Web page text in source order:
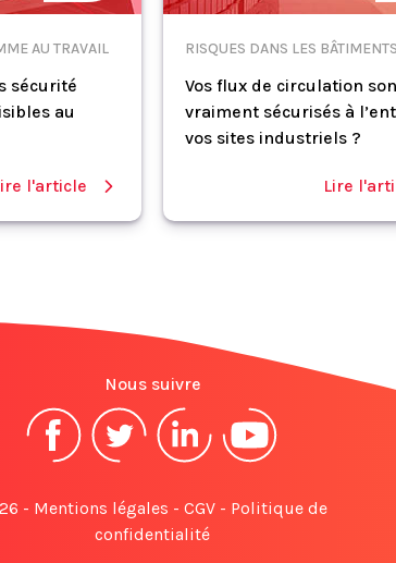
AU TRAVAIL
sécurité
au
l'article
RISQUES DANS LES
Vos flux de circulation
vraiment sécurisés à
vos sites industriels ?
Lire
Nous suivre
- Mentions légales - CGV- Politique de
confidentialité